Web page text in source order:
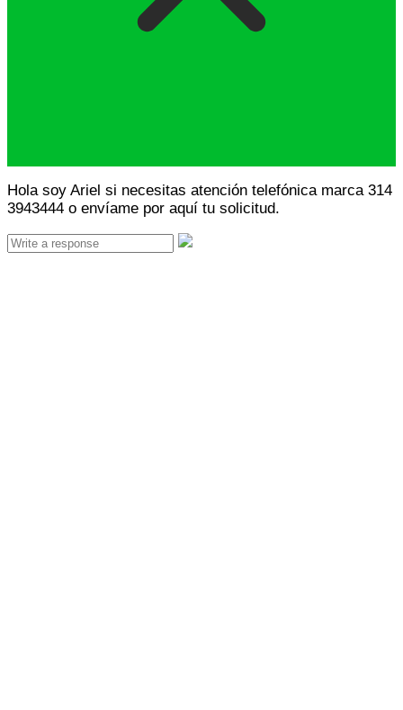
Hola soy Ariel si necesitas atención telefónica marca 314
3943444 o envíame por aquí tu solicitud.